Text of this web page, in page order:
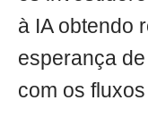
à IA obtendo
esperança
com os